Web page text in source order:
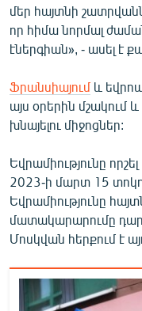
մեր հայտնի
որ հիմա նորմալ
էներգիան», - ասել է
Ֆրանսիայում և
այս օրերին մշակում
խնայելու միջոցներ:
Եվրամիությունը
2023-ի մարտ 15
Եվրամիությունը
մատակարարումը
Մոսկվան հերքում է